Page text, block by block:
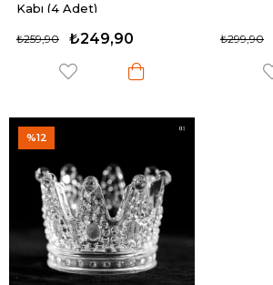
Kabı (4 Adet)
₺249,90
₺259,90 ₺299,90
%12